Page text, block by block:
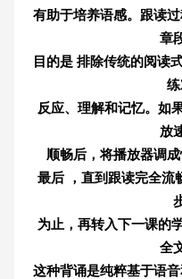
有助于培养语感。跟读
章
目的是 排除传统的阅读
反应、理解和记忆。如
放
顺畅后，将播放器调
最后 ，直到跟读完全流
为止，再转入下一课的
全
这种背诵是纯粹基于语